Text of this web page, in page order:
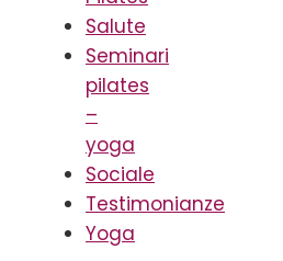
Salute
Seminari
pilates
–
yoga
Sociale
Testimonianze
Yoga